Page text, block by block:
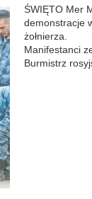
ŚWIĘTO Mer
demonstracje
żołnierza.
Manifestanci
Burmistrz